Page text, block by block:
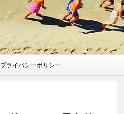
プライバシーポリシー